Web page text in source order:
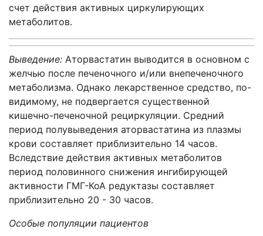
счет действия активных циркулирующих
метаболитов.
Выведение: Аторвастатин выводится в основном с
желчью после печеночного и/или внепеченочного
метаболизма. Однако лекарственное средство, по-
видимому, не подвергается существенной
кишечно-печеночной рециркуляции. Средний
период полувыведения аторвастатина из плазмы
крови составляет приблизительно 14 часов.
Вследствие действия активных метаболитов
период половинного снижения ингибирующей
активности ГМГ-КоА редуктазы составляет
приблизительно 20 - 30 часов.
Особые популяции пациентов